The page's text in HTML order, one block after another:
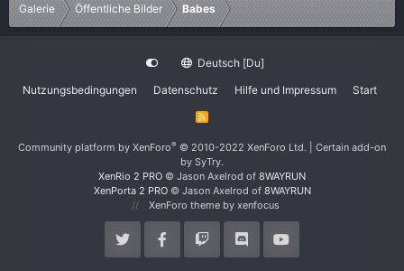
Galerie Öffentliche Bilder Babes
Deutsch [Du]
Nutzungsbedingungen
Datenschutz Hilfe und Impressum Start
R
Community platform by XenForo® © 2010-2022 XenForo Ltd.
Certain add-on
by SyTry.
XenRio 2 PRO © Jason Axelrod of 8WAYRUN
XenPorta 2 PRO© Jason Axelrod of 8WAYRUN
XenForo theme by xenfocus